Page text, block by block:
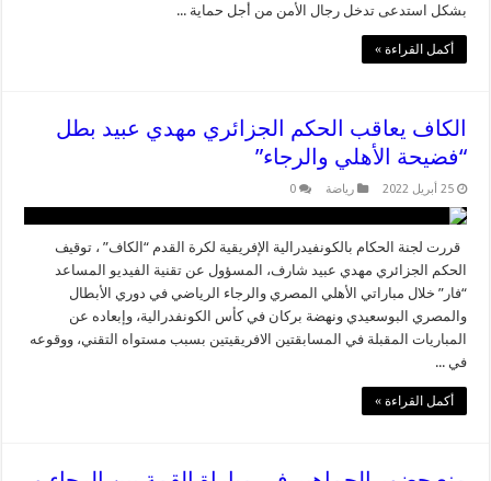
بشكل استدعى تدخل رجال الأمن من أجل حماية ...
أكمل القراءة »
الكاف يعاقب الحكم الجزائري مهدي عبيد بطل
“فضيحة الأهلي والرجاء”
25 أبريل 2022 رياضة 0
قررت لجنة الحكام بالكونفيدرالية الإفريقية لكرة القدم “الكاف” ، توقيف
الحكم الجزائري مهدي عبيد شارف، المسؤول عن تقنية الفيديو المساعد
“فار” خلال مباراتي الأهلي المصري والرجاء الرياضي في دوري الأبطال
والمصري البوسعيدي ونهضة بركان في كأس الكونفدرالية، وإبعاده عن
المباريات المقبلة في المسابقتين الافريقيتين بسبب مستواه التقني، ووقوعه
في ...
أكمل القراءة »